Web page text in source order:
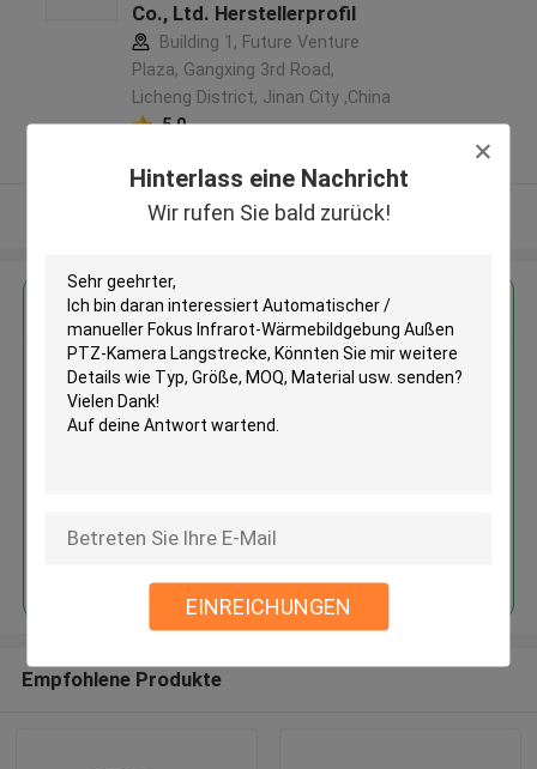
Hinterlass eine Nachricht
Wir rufen Sie bald zurück!
EINREICHUNGEN
Co., Ltd. Herstellerprofil
Building 1, Future Venture
Plaza, Gangxing 3rd Road,
Licheng District, Jinan City ,China
5.0
Sehen Sie mehr an
Erhalten Sie den besten Preis für
Automatischer / manueller
Wärmebildgebung Außen PTZ-
Empfohlene Produkte